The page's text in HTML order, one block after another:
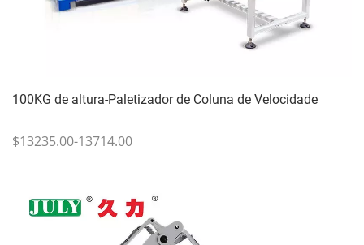
100KG de altura-Paletizador de Coluna de Velocidade
$13235.00-13714.00